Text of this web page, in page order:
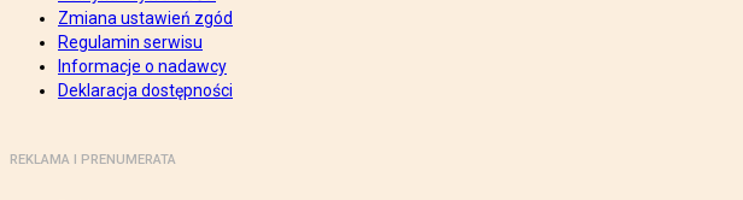
Zmiana ustawień zgód
Regulamin serwisu
Informacje o nadawcy
Deklaracja dostępności
REKLAMA I PRENUMERATA